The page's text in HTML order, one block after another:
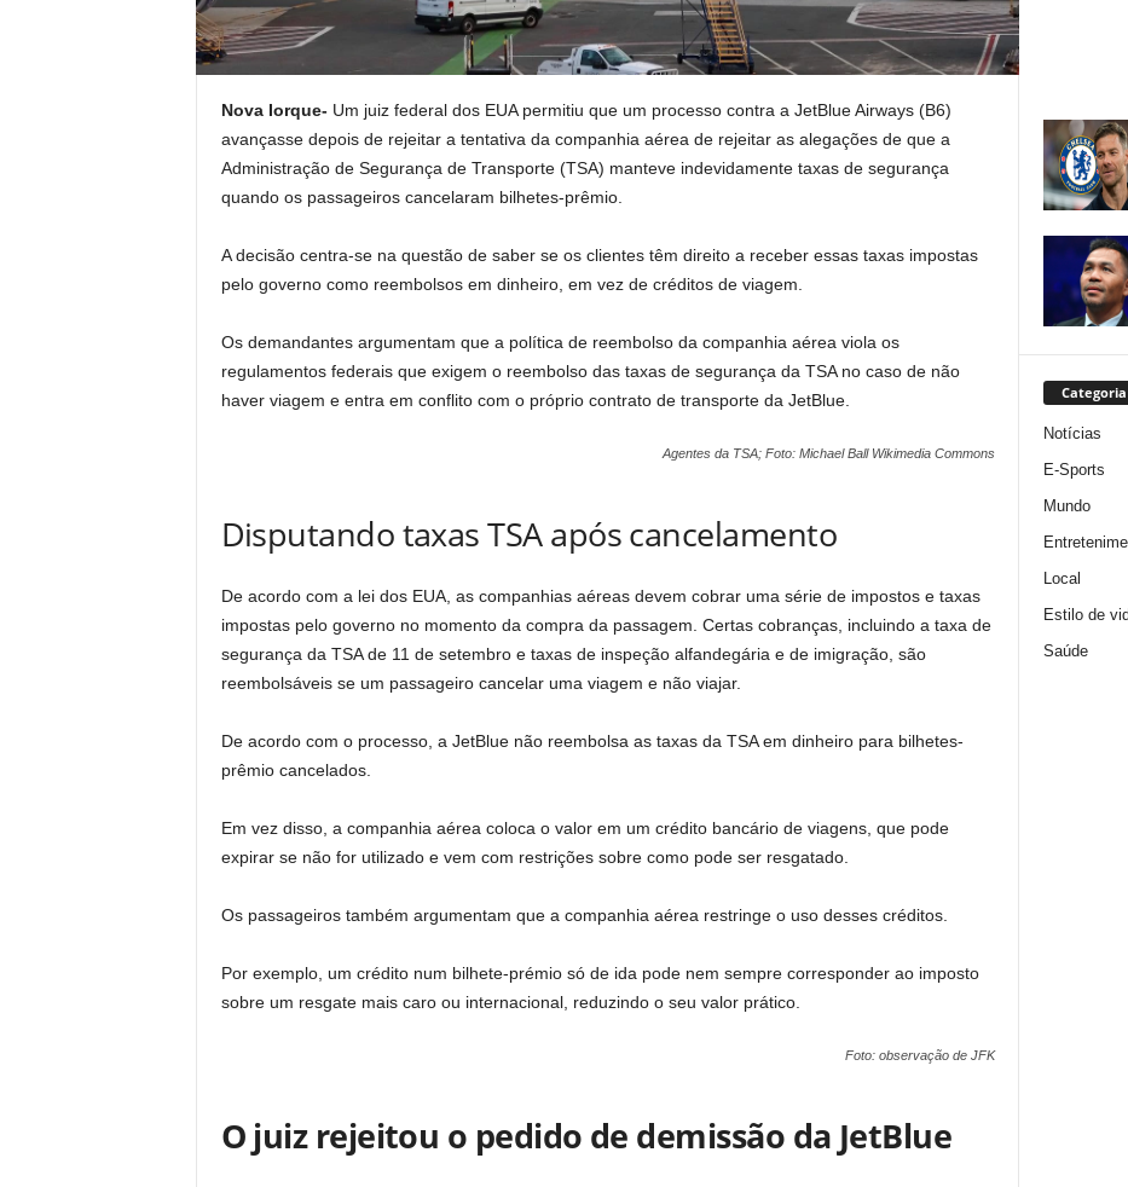
Nova Iorque- Um juiz federal dos EUA permitiu que um processo contra a JetBlue Airways (B6)
avançasse depois de rejeitar a tentativa da companhia aérea de rejeitar as alegações de que a
Administração de Segurança de Transporte (TSA) manteve indevidamente taxas de segurança
quando os passageiros cancelaram bilhetes-prêmio.
A decisão centra-se na questão de saber se os clientes têm direito a receber essas taxas impostas
pelo governo como reembolsos em dinheiro, em vez de créditos de viagem.
Os demandantes argumentam que a política de reembolso da companhia aérea viola os
regulamentos federais que exigem o reembolso das taxas de segurança da TSA no caso de não
haver viagem e entra em conflito com o próprio contrato de transporte da JetBlue.
Agentes da TSA; Foto: Michael Ball Wikimedia Commons
Disputando taxas TSA após cancelamento
De acordo com a lei dos EUA, as companhias aéreas devem cobrar uma série de impostos e taxas
impostas pelo governo no momento da compra da passagem. Certas cobranças, incluindo a taxa de
segurança da TSA de 11 de setembro e taxas de inspeção alfandegária e de imigração, são
reembolsáveis ​​se um passageiro cancelar uma viagem e não viajar.
De acordo com o processo, a JetBlue não reembolsa as taxas da TSA em dinheiro para bilhetes-
prêmio cancelados.
Em vez disso, a companhia aérea coloca o valor em um crédito bancário de viagens, que pode
expirar se não for utilizado e vem com restrições sobre como pode ser resgatado.
Os passageiros também argumentam que a companhia aérea restringe o uso desses créditos.
Por exemplo, um crédito num bilhete-prémio só de ida pode nem sempre corresponder ao imposto
sobre um resgate mais caro ou internacional, reduzindo o seu valor prático.
Foto: observação de JFK
O juiz rejeitou o pedido de demissão da JetBlue
Categoria
Notícias
E-Sports
Mundo
Local
Estilo de
Saúde